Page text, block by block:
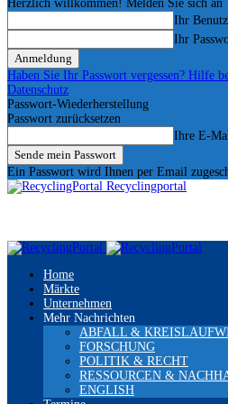
Herzlich willkommen! Melden Sie sich an
Ihr
Ihr
Haben Sie Ihr Passwort vergessen? Hilfe
Datenschutz
Passwort-Wiederherstellung
Passwort zurücksetzen
Ihre E-
Ein Passwort wird Ihnen per Email
Recyclingportal
Home
Märkte
Unternehmen
Mehr Nachrichten
ABFALL &
FORSCHUNG
POLITIK & RECHT
RESSOURCEN &
ENGLISH